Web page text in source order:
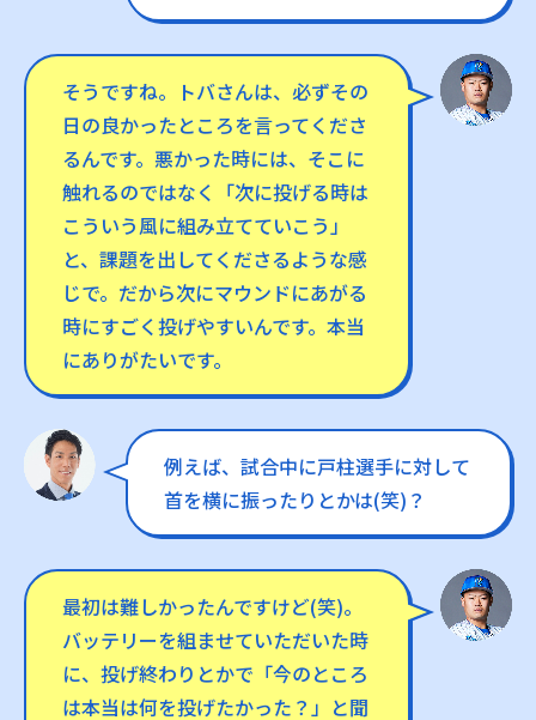
そうですね。トバさんは、必ずその
日の良かったところを言ってくださ
るんです。悪かった時には、そこに
触れるのではなく「次に投げる時は
こういう風に組み立てていこう」
と、課題を出してくださるような感
じで。だから次にマウンドにあがる
時にすごく投げやすいんです。本当
にありがたいです。
例えば、試合中に戸柱選手に対して
首を横に振ったりとかは(笑)？
最初は難しかったんですけど(笑)。
バッテリーを組ませていただいた時
に、投げ終わりとかで「今のところ
は本当は何を投げたかった？」と聞